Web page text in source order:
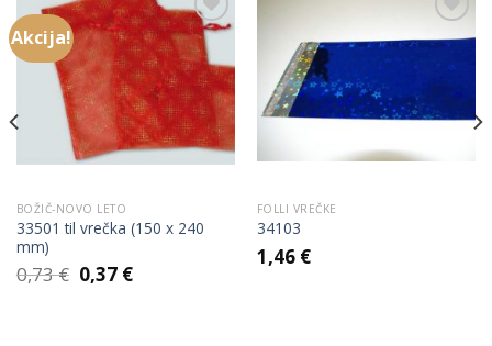
Akcija!
Add to
Wishlist
BOŽIČ-NOVO LETO
33501 til vrečka (150 x 240
mm)
0,73€ Izvirna
cena
0,37 €Trenutna
Add to
FOLLI VREČKE
34103
1,46 €